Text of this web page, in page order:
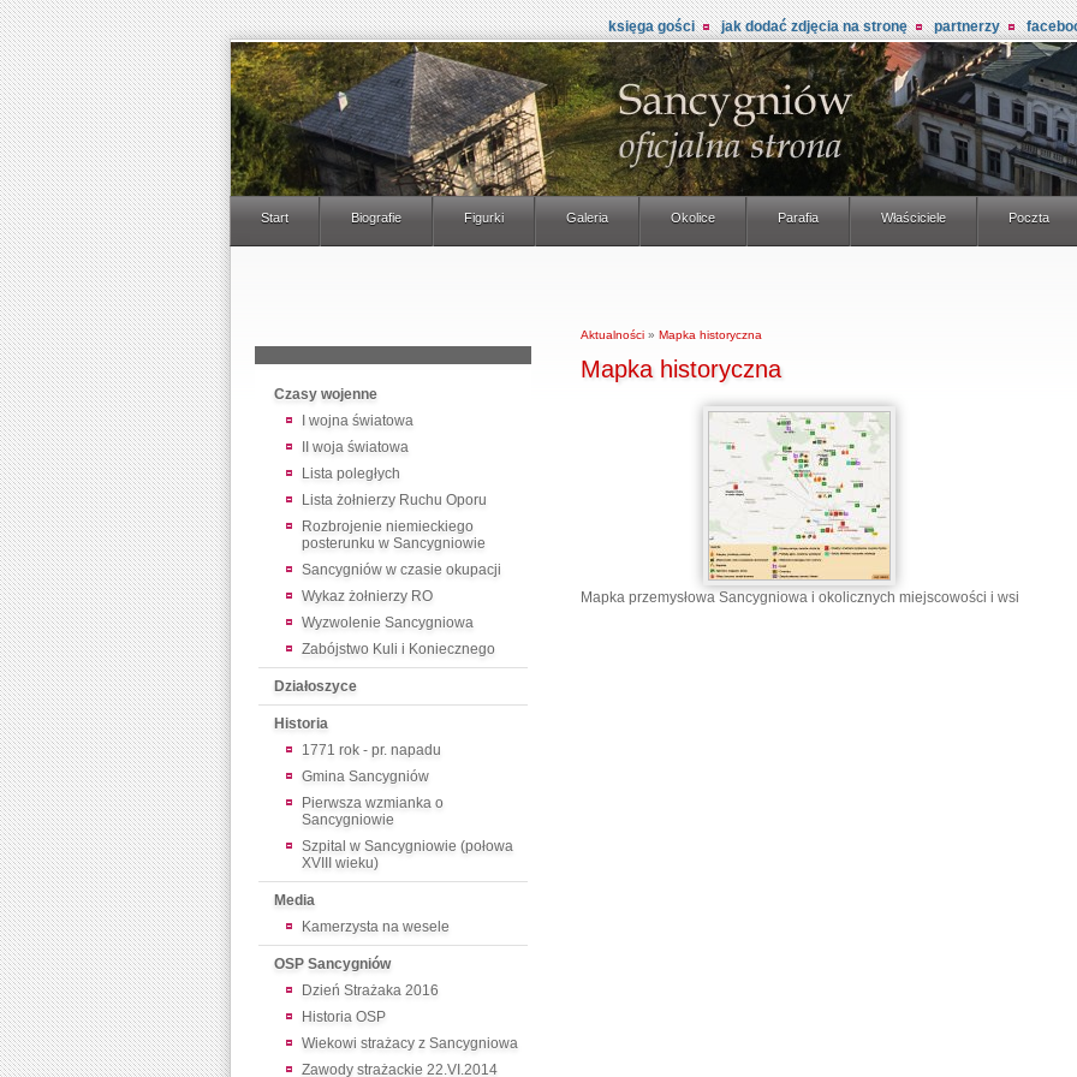
księga gości jak dodać zdjęcia na stronę partnerzy
Start Biografie Figurki Galeria Okolice Parafia Właściciele Poczta
Czasy wojenne
I wojna światowa
II woja światowa
Lista poległych
Lista żołnierzy Ruchu Oporu
Rozbrojenie niemieckiego
posterunku w Sancygniowie
Sancygniów w czasie okupacji
Wykaz żołnierzy RO
Wyzwolenie Sancygniowa
Zabójstwo Kuli i Koniecznego
Działoszyce
Historia
1771 rok - pr. napadu
Gmina Sancygniów
Pierwsza wzmianka o
Sancygniowie
Szpital w Sancygniowie (połowa
XVIII wieku)
Media
Kamerzysta na wesele
OSP Sancygniów
Dzień Strażaka 2016
Historia OSP
Wiekowi strażacy z Sancygniowa
Zawody strażackie 22.VI.2014
Mapka historyczna
Aktualności» Mapka historyczna
Mapka przemysłowa Sancygniowa i okolicznych miejscowości i wsi